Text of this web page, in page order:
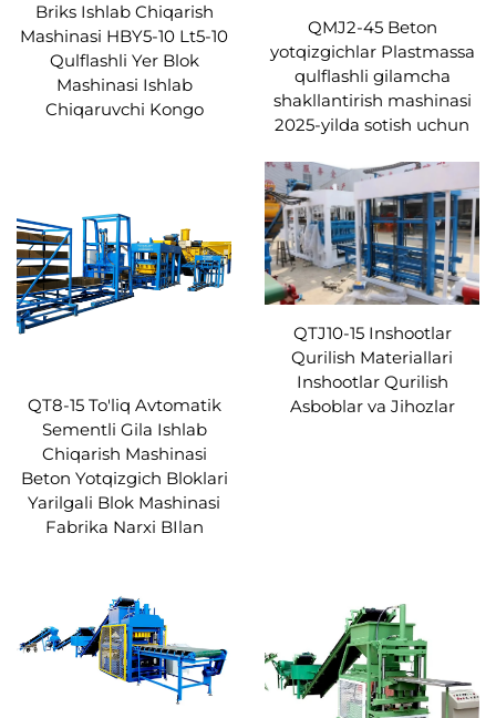
Briks Ishlab Chiqarish
Mashinasi HBY5-10 Lt5-10
Qulflashli Yer Blok
Mashinasi Ishlab
Chiqaruvchi Kongo
QMJ2-45 Beton
yotqizgichlar Plastmassa
qulflashli gilamcha
shakllantirish mashinasi
2025-yilda sotish uchun
QT8-15 To'liq Avtomatik
Sementli Gila Ishlab
Chiqarish Mashinasi
Beton Yotqizgich Bloklari
Yarilgali Blok Mashinasi
Fabrika Narxi BIlan
QTJ10-15 Inshootlar
Qurilish Materiallari
Inshootlar Qurilish
Asboblar va Jihozlar